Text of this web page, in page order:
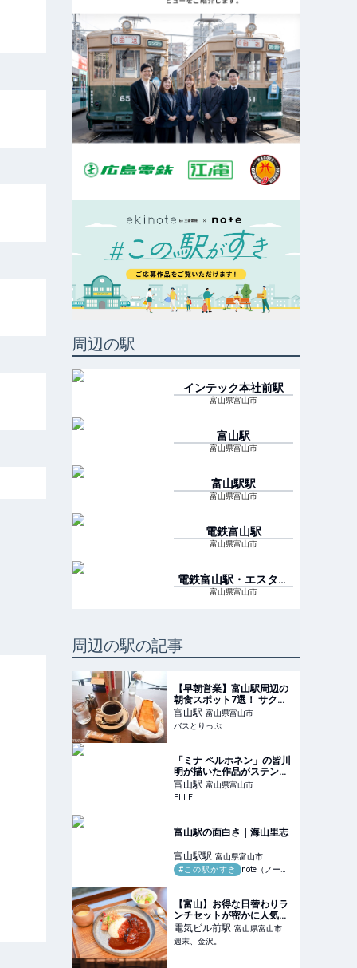
周辺の駅
インテック本社前駅
富山県富山市
富山駅
富山県富山市
富山駅駅
富山県富山市
電鉄富山駅
富山県富山市
電鉄富山駅・エスタ前
駅
富山県富山市
周辺の駅の記事
【早朝営業】富山駅周辺の
朝食スポット7選！ サクッ
と食べられるお店からのん
びりくつろげるお店までピ
ックアップ
富山駅 富山県富山市
バスとりっぷ
「ミナ ペルホネン」の皆川
明が描いた作品がステンド
グラスに！ 富山駅に常設展
示
富山駅 富山県富山市
ELLE
富山駅の面白さ｜海山里志
富山駅駅 富山県富山市
#この駅がすき
note（ノート）
【富山】お得な日替わりラ
ンチセットが密かに人気！
平日のみ営業する喫茶レス
トラン「サウスウィング」
【富山電気ビルディング】
電気ビル前駅 富山県富山市
週末、金沢。